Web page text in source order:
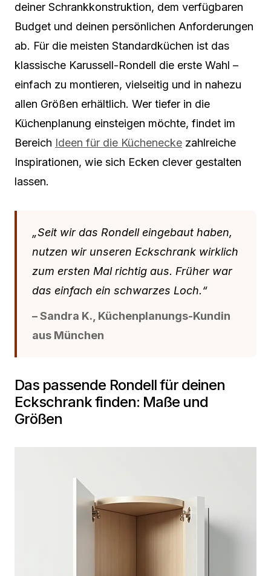
deiner Schrankkonstruktion, dem verfügbaren
Budget und deinen persönlichen Anforderungen
ab. Für die meisten Standardküchen ist das
klassische Karussell-Rondell die erste Wahl –
einfach zu montieren, vielseitig und in nahezu
allen Größen erhältlich. Wer tiefer in die
Küchenplanung einsteigen möchte, findet im
Bereich Ideen für die Küchenecke zahlreiche
Inspirationen, wie sich Ecken clever gestalten
lassen.
„Seit wir das Rondell eingebaut haben,
nutzen wir unseren Eckschrank wirklich
zum ersten Mal richtig aus. Früher war
das einfach ein schwarzes Loch.“
– Sandra K., Küchenplanungs-Kundin
aus München
Das passende Rondell für deinen
Eckschrank finden: Maße und
Größen